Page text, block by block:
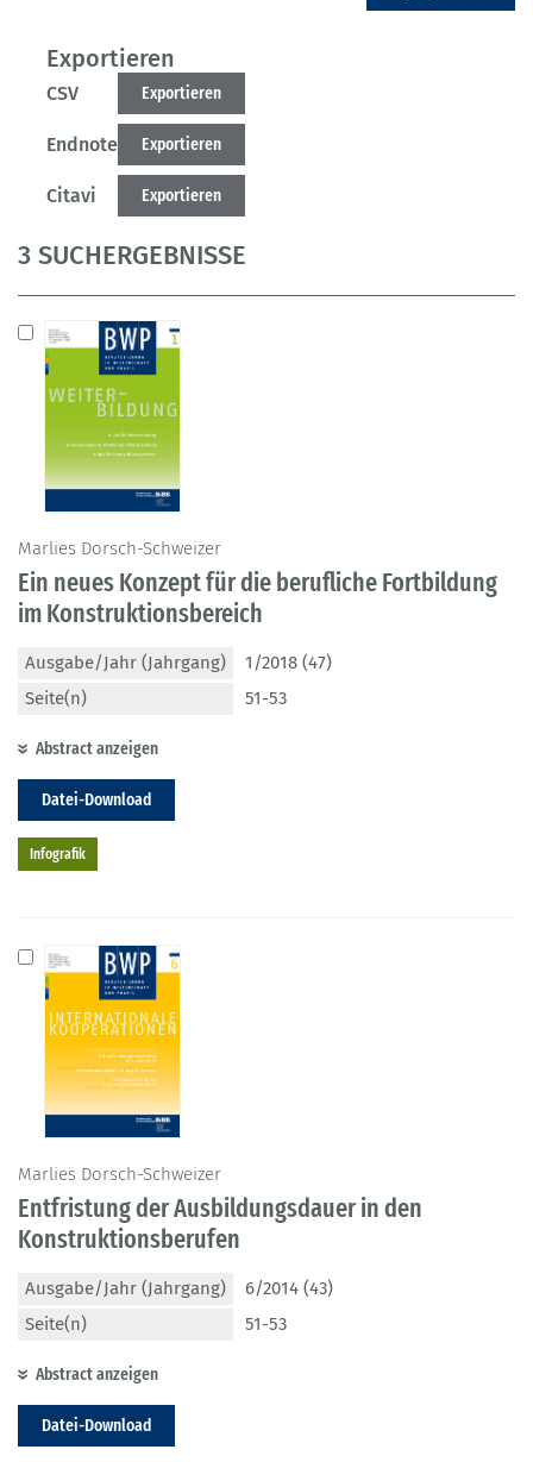
Exportieren
CSV Exportieren
Endnote Exportieren
Citavi Exportieren
3 SUCHERGEBNISSE
Marlies Dorsch-Schweizer
Ein neues Konzept für die berufliche Fortbildung
im Konstruktionsbereich
Ausgabe/Jahr (Jahrgang)
1/2018 (47)
Seite(n)
51-53
Abstract anzeigen
Datei-Download
Infografik
Marlies Dorsch-Schweizer
Entfristung der Ausbildungsdauer in den
Konstruktionsberufen
Ausgabe/Jahr (Jahrgang)
6/2014 (43)
Seite(n)
51-53
Abstract anzeigen
Datei-Download